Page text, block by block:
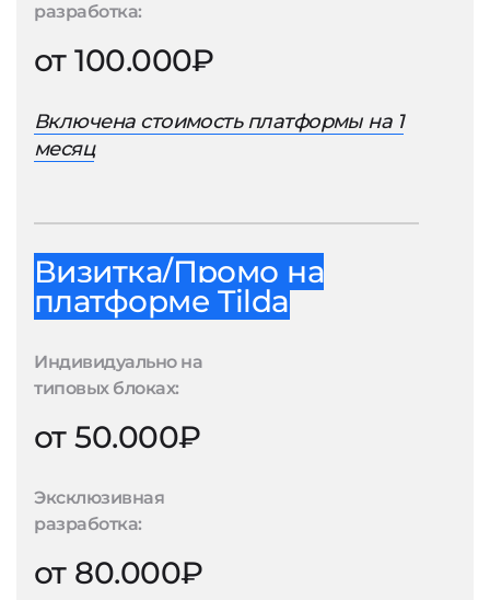
разработка:
от 100.000₽
Включена стоимость платформы на 1
месяц
Визитка/Промо на
платформе Tilda
Индивидуально на
типовых блоках:
от 50.000₽
Эксклюзивная
разработка:
от 80.000₽